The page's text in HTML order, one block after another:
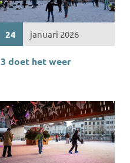
24 januari 2026
3 doet het weer